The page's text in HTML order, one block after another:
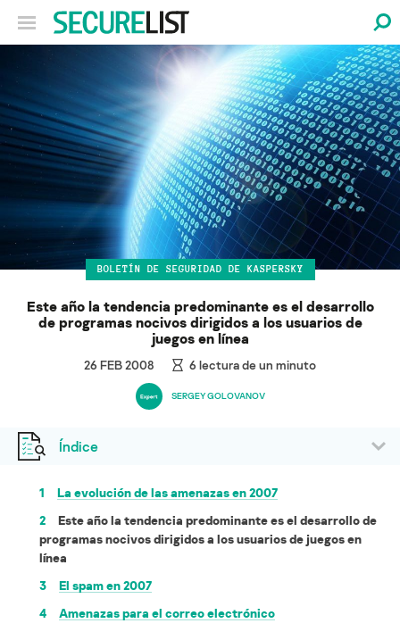
BOLETÍN DE SEGURIDAD DE KASPERSKY
Este año la tendencia predominante es el desarrollo
de programas nocivos dirigidos a los usuarios de
juegos en línea
26 FEB 2008 6 lectura de un minuto
SERGEY GOLOVANOV
Índice
1
La evolución de las amenazas en 2007
2
Este año la tendencia predominante es el desarrollo de
programas nocivos dirigidos a los usuarios de juegos en
línea
3
El spam en 2007
4
Amenazas para el correo electrónico